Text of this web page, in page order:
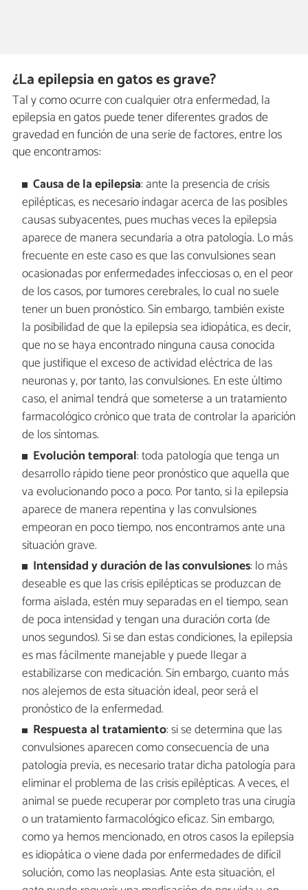
¿La epilepsia en gatos es grave?
Tal y como ocurre con cualquier otra enfermedad, la
epilepsia en gatos puede tener diferentes grados de
gravedad en función de una serie de factores, entre los
que encontramos:
Causa de la epilepsia: ante la presencia de crisis
epilépticas, es necesario indagar acerca de las posibles
causas subyacentes, pues muchas veces la epilepsia
aparece de manera secundaria a otra patología. Lo más
frecuente en este caso es que las convulsiones sean
ocasionadas por enfermedades infecciosas o, en el peor
de los casos, por tumores cerebrales, lo cual no suele
tener un buen pronóstico. Sin embargo, también existe
la posibilidad de que la epilepsia sea idiopática, es decir,
que no se haya encontrado ninguna causa conocida
que justifique el exceso de actividad eléctrica de las
neuronas y, por tanto, las convulsiones. En este último
caso, el animal tendrá que someterse a un tratamiento
farmacológico crónico que trata de controlar la aparición
de los síntomas.
Evolución temporal: toda patología que tenga un
desarrollo rápido tiene peor pronóstico que aquella que
va evolucionando poco a poco. Por tanto, si la epilepsia
aparece de manera repentina y las convulsiones
empeoran en poco tiempo, nos encontramos ante una
situación grave.
Intensidad y duración de las convulsiones: lo más
deseable es que las crisis epilépticas se produzcan de
forma aislada, estén muy separadas en el tiempo, sean
de poca intensidad y tengan una duración corta (de
unos segundos). Si se dan estas condiciones, la epilepsia
es mas fácilmente manejable y puede llegar a
estabilizarse con medicación. Sin embargo, cuanto más
nos alejemos de esta situación ideal, peor será el
pronóstico de la enfermedad.
Respuesta al tratamiento: si se determina que las
convulsiones aparecen como consecuencia de una
patología previa, es necesario tratar dicha patología para
eliminar el problema de las crisis epilépticas. A veces, el
animal se puede recuperar por completo tras una cirugía
o un tratamiento farmacológico eficaz. Sin embargo,
como ya hemos mencionado, en otros casos la epilepsia
es idiopática o viene dada por enfermedades de difícil
solución, como las neoplasias. Ante esta situación, el